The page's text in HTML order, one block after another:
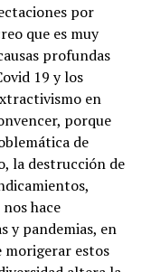
por
que es muy
profundas
19 y los
en
porque
de
la destrucción de
hace
y pandemias, en
morigerar estos